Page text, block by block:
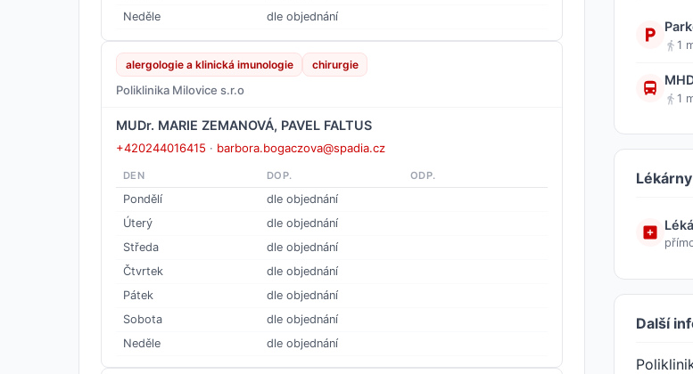
Neděle
dle objednání
alergologie a klinická imunologie chirurgie
Poliklinika Milovice s.r.o
MUDr. MARIE ZEMANOVÁ, PAVEL FALTUS
+420244016415 · barbora.bogaczova@spadia.cz
DEN DOP. ODP.
Pondělí
dle objednání
Úterý
dle objednání
Středa
dle objednání
Čtvrtek
dle objednání
Pátek
dle objednání
Sobota
dle objednání
Neděle
dle objednání
1
1
Další